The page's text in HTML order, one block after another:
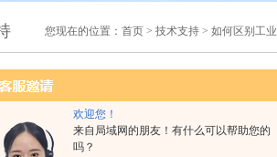
欢迎您！
来自局域网的朋友！有什么可以帮助您的
吗？
您现在的位置： 首页 > 技术支持 > 如何区别工
如何区别工业电
发布日期：2014-08-